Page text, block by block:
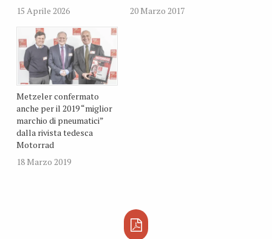
15 Aprile 2026
20 Marzo 2017
Metzeler confermato
anche per il 2019 “miglior
marchio di pneumatici”
dalla rivista tedesca
Motorrad
18 Marzo 2019